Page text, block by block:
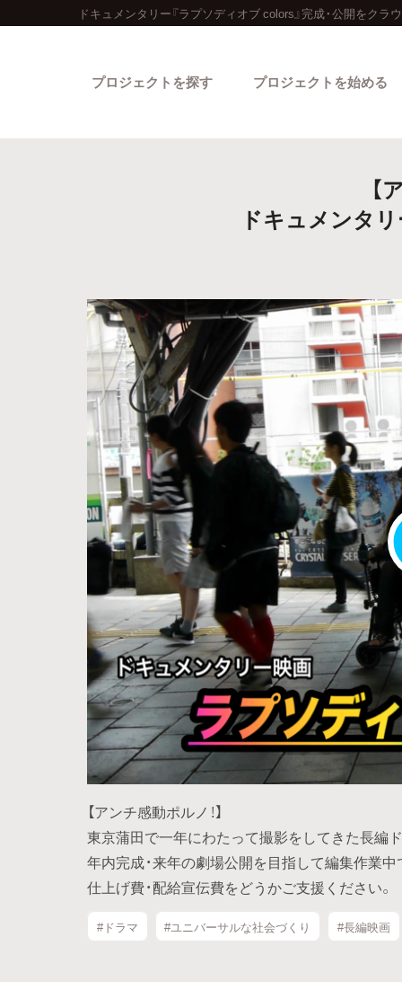
ドキュメンタリー『ラプソディオブ colors』完成・公開をクラ
プロジェクトを探す
カテゴリーから探す
プロジェクトを始める
【
ドキュメンタ
【アンチ感動ポルノ！】
東京蒲田で一年にわたって撮影をしてきた長編
年内完成・来年の劇場公開を目指して編集作業
仕上げ費・配給宣伝費をどうかご支援ください。
#ドラマ #ユニバーサルな社会づくり #長編映画